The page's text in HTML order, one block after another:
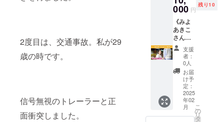
2度目は、交通事故。私が29
歳の時です。
信号無視のトレーラーと正
面衝突しました。
達成。
それ以
来、ク
ラウド
ファン
ディン
グの持
つ不思
議な力
に魅了
され、
挑戦者
の願望
達成サ
ポート
m 正方
形 出版
社：い
しだえ
ほん
（自費
出版）
ページ
数：24
ページ /
カラー
発売日
2025年
1月（予
定） ※
にご連
絡いた
しま
す） ※
画像の
メ
ニュー
はイ
メージ
です ◇
えほん
につい
て サイ
ズ：
148mm
発売日
2025年
1月（予
定） ※
クラウ
ドファ
ンディ
ング実
施にあ
たり出
版社の
許可を
得てお
ります
した場
返金は
できま
せんの
で予め
ご了承
くださ
い。 ◇
えほん
につい
て サイ
ズ：
148mm
程は参
加者の
みなさ
んと調
整させ
ていた
だきま
す（複
数の日
程を出
させて
いただ
きま
す） ・
撮影し
せてく
ださい
◇ えほ
んにつ
いて サ
イズ：
148mm
×148m
m 正方
形 出版
社：い
しだえ
ほん
（自費
出版）
すみん
の対面
イベン
トを主
催して
いただ
けます
・読み
聞かせ
やトー
クなど
内容は
ご相談
くださ
い ・絵
グ限定
の個人
コンサ
ル受講
生を募
集いた
しま
す。
テーマ
はライ
ブ発信
につい
て、
SNS集
客方
000 円
残り10
《みよ
あきこ
さんの
RASⓇ
セッ
ション
60分》
[内容]
・対面
で行う
「感情
ストレ
ス解放
支援
者：
0人
お届
け予
定：
2025
年02
月
こ
の
リ
タ